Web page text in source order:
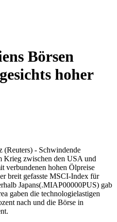
Börsen
hoher
(Reuters) - Schwindende
Krieg zwischen den USA und
verbundenen hohen Ölpreise
breit gefasste MSCI-Index für
Japans(.MIAP00000PUS) gab
gaben die technologielastigen
nach und die Börse in